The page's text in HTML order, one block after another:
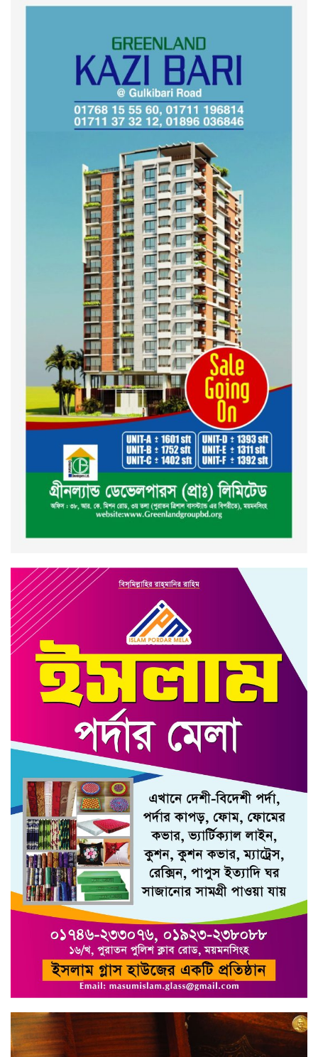
নবিশ মমিন
গণভোটের জনরায় ও জুলাই সনদ
বাস্তবায়নের দাবিতে বিক্ষোভ মিছিল
অনুষ্ঠিত
কুড়িগ্রাম কৃষি বিশ্ববিদ্যালয়ের স্থায়ী
ক্যাম্পাস নির্মাণে ইউজিসির সমন্বয়
সভা অনুষ্ঠিত
শহীদদের অসম্পূর্ণ মিশন সম্পন্ন করে
তবেই আমরা তৃপ্তিভোজন করব-
মুফতি আলী হাসান উসামা
দেশ গড়তে জুলাই জাগরণ’ কর্মসূচির
অংশ হিসেবে এনসিপির জুলাই
পথসভসায়- নাসীরুদ্দীন পাটওয়ারী
ইসলামী ব্যাংক বাংলাদেশ পিলএলসি
ময়মনসিংহ শাখার গ্রাহক সমাবেশ